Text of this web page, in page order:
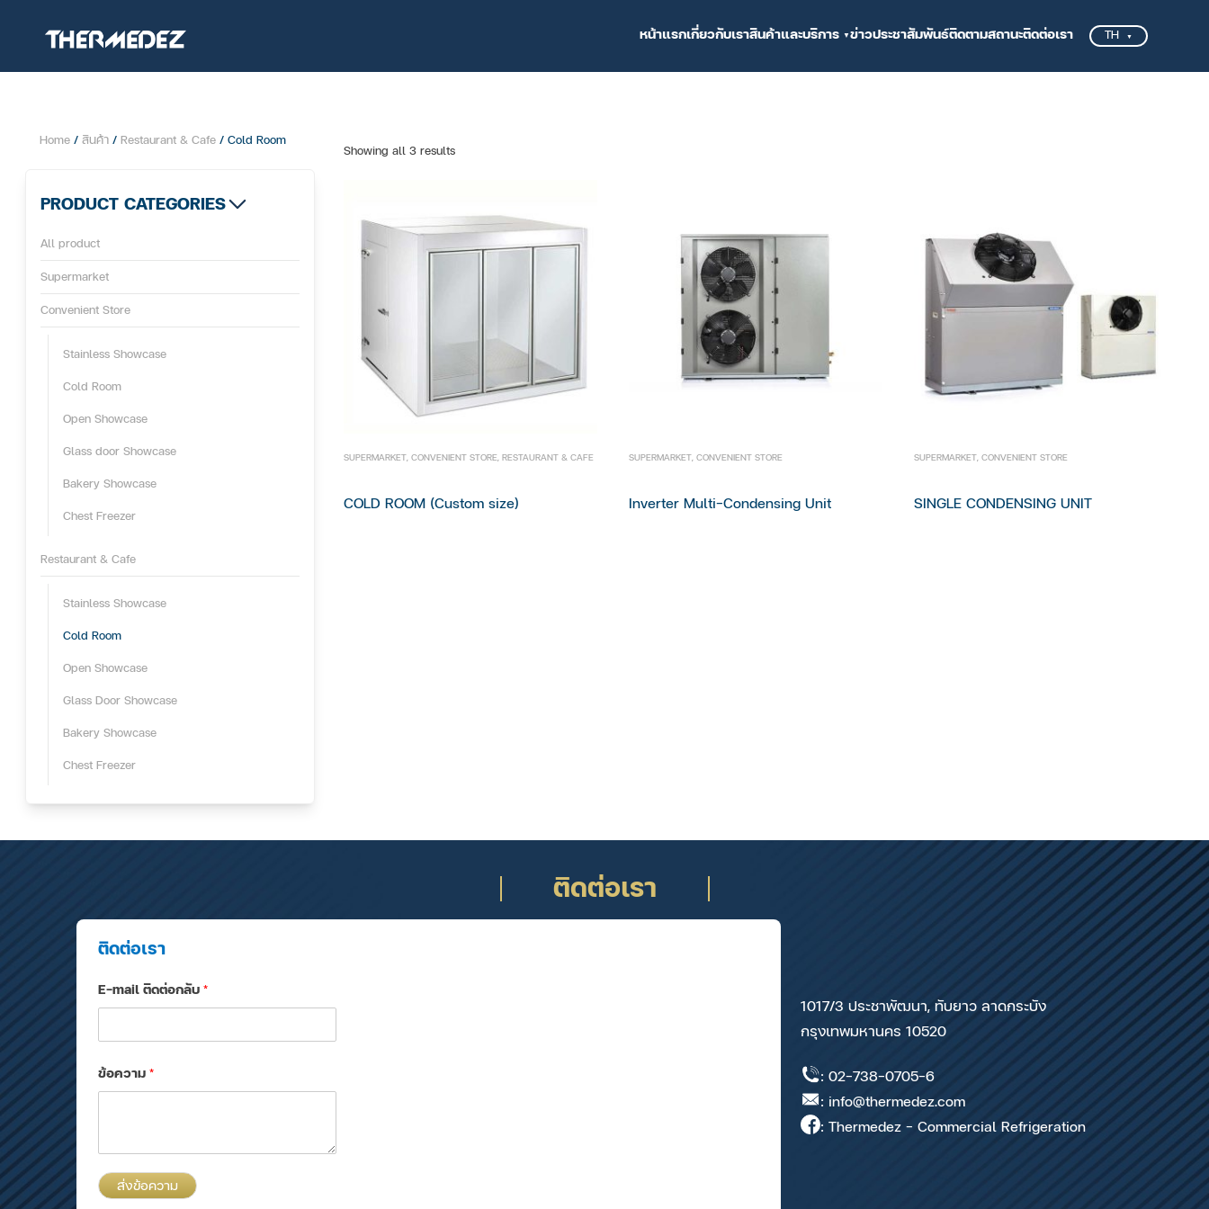
หน้าแรกเกี่ยวกับเราสินค้าและบริการ ข่าวประชาสัมพันธ์ติดตามสถานะติดต่อเรา TH
Home / สินค้า / Restaurant & Cafe / Cold Room
PRODUCT CATEGORIES
All product
Supermarket
Convenient Store
Stainless Showcase
Cold Room
Open Showcase
Glass door Showcase
Bakery Showcase
Chest Freezer
Restaurant & Cafe
Stainless Showcase
Cold Room
Open Showcase
Glass Door Showcase
Bakery Showcase
Chest Freezer
Showing all 3 results
SUPERMARKET, CONVENIENT STORE, RESTAURANT & CAFE
COLD ROOM (Custom size)
SUPERMARKET,CONVENIENT STORE
Inverter Multi-Condensing Unit
SUPERMARKET,CONVENIENT STORE
SINGLE CONDENSING UNIT
ติดต่อเรา
ติดต่อเรา
E-mail ติดต่อกลับ*
ข้อความ*
ส่งข้อความ
1017/3 ประชาพัฒนา, ทับยาว ลาดกระบัง
กรุงเทพมหานคร 10520
: 02-738-0705-6
: info@thermedez.com
: Thermedez - Commercial Refrigeration